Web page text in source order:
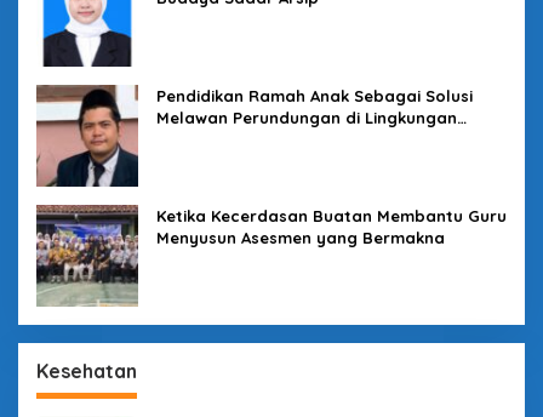
Pendidikan Ramah Anak Sebagai Solusi
Melawan Perundungan di Lingkungan
Ketika Kecerdasan Buatan Membantu Guru
Menyusun Asesmen yang Bermakna
Kesehatan